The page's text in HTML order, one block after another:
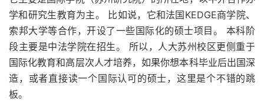
学和研究生教育为主。 比如说，它和法国KEDGE商学院、
索邦大学等合作，开设了一些国际化的硕士项目。 本科阶
段主要是中法学院在招生。 所以，人大苏州校区更侧重于
国际化教育和高层次人才培养，如果你想本科毕业后出国深
造，或者直接读一个国际认可的硕士，这里是个不错的跳
板。